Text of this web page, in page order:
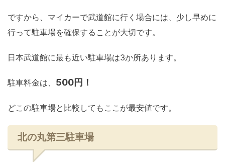
ですから、マイカーで武道館に行く場合には、少し早めに
行って駐車場を確保することが大切です。
日本武道館に最も近い駐車場は3か所あります。
駐車料金は、 500円！
どこの駐車場と比較してもここが最安値です。
北の丸第三駐車場